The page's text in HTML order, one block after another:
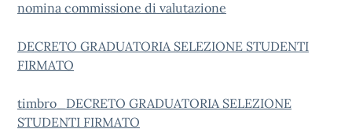
nomina commissione di valutazione
DECRETO GRADUATORIA SELEZIONE STUDENTI
FIRMATO
timbro_DECRETO GRADUATORIA SELEZIONE
STUDENTI FIRMATO